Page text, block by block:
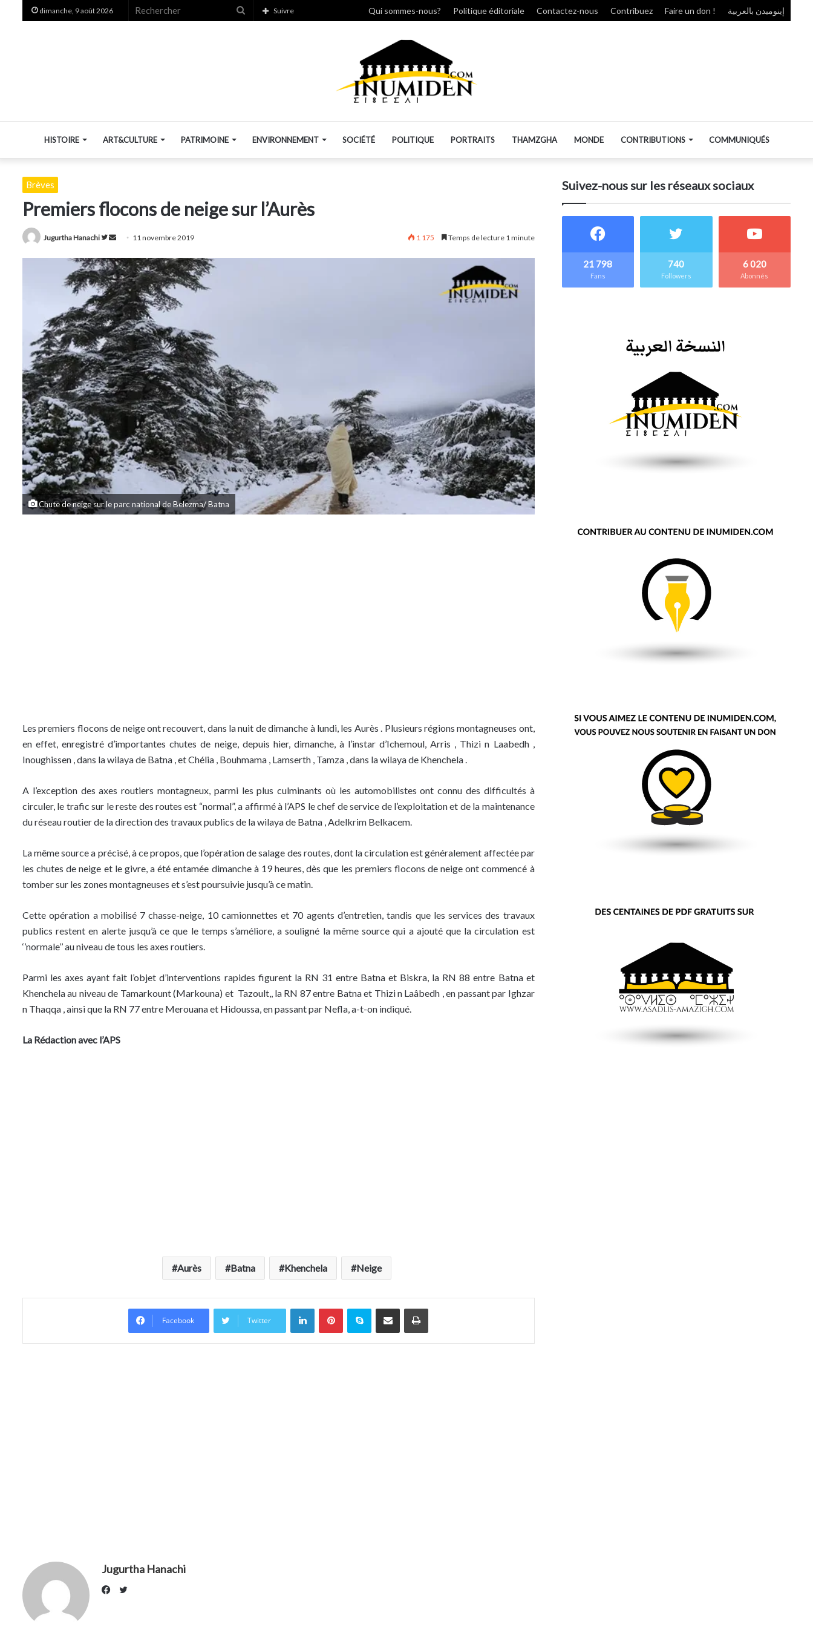
dimanche, 9 août 2026 Rechercher
Suivre Qui sommes-nous? Politique éditoriale Contactez-nous Contribuez Faire un don ! إينوميدن بالعربية
HISTOIRE ART&CULTURE PATRIMOINE ENVIRONNEMENT SOCIÉTÉ POLITIQUE PORTRAITS THAMZGHA MONDE CONTRIBUTIONS COMMUNIQUÉS
Brèves
Premiers flocons de neige sur l’Aurès
Jugurtha Hanachi
Suivre
Twitter
Envoyer
courriel
11 novembre 2019 1 175 Temps de lecture 1 minute
Chute de neige sur le parc national de Belezma/ Batna
Les premiers flocons de neige ont recouvert, dans la nuit de dimanche à lundi, les Aurès . Plusieurs régions montagneuses ont,
en effet, enregistré d’importantes chutes de neige, depuis hier, dimanche, à l’instar d’Ichemoul, Arris , Thizi n Laabedh ,
Inoughissen , dans la wilaya de Batna , et Chélia , Bouhmama , Lamserth , Tamza , dans la wilaya de Khenchela .
A l’exception des axes routiers montagneux, parmi les plus culminants où les automobilistes ont connu des difficultés à
circuler, le trafic sur le reste des routes est “normal”, a affirmé à l’APS le chef de service de l’exploitation et de la maintenance
du réseau routier de la direction des travaux publics de la wilaya de Batna , Adelkrim Belkacem.
La même source a précisé, à ce propos, que l’opération de salage des routes, dont la circulation est généralement affectée par
les chutes de neige et le givre, a été entamée dimanche à 19 heures, dès que les premiers flocons de neige ont commencé à
tomber sur les zones montagneuses et s’est poursuivie jusqu’à ce matin.
Cette opération a mobilisé 7 chasse-neige, 10 camionnettes et 70 agents d’entretien, tandis que les services des travaux
publics restent en alerte jusqu’à ce que le temps s’améliore, a souligné la même source qui a ajouté que la circulation est
‘’normale’’ au niveau de tous les axes routiers.
Parmi les axes ayant fait l’objet d’interventions rapides figurent la RN 31 entre Batna et Biskra, la RN 88 entre Batna et
Khenchela au niveau de Tamarkount (Markouna) et Tazoult,, la RN 87 entre Batna et Thizi n Laâbedh , en passant par Ighzar
n Thaqqa , ainsi que la RN 77 entre Merouana et Hidoussa, en passant par Nefla, a-t-on indiqué.
La Rédaction avec l’APS
Aurès Batna Khenchela Neige
Facebook Twitter
LinkedinPinterestSkype Partager par email Imprimer
Jugurtha Hanachi
Suivez-nous sur les réseaux sociaux
21 798
Fans
740
Followers
6 020
Abonnés